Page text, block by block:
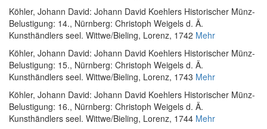
Köhler, Johann David: Johann David Koehlers Historischer Münz-
Belustigung: 14., Nürnberg: Christoph Weigels d. Ä.
Kunsthändlers seel. Wittwe/Bieling, Lorenz, 1742 Mehr
Köhler, Johann David: Johann David Koehlers Historischer Münz-
Belustigung: 15., Nürnberg: Christoph Weigels d. Ä.
Kunsthändlers seel. Wittwe/Bieling, Lorenz, 1743 Mehr
Köhler, Johann David: Johann David Koehlers Historischer Münz-
Belustigung: 16., Nürnberg: Christoph Weigels d. Ä.
Kunsthändlers seel. Wittwe/Bieling, Lorenz, 1744 Mehr